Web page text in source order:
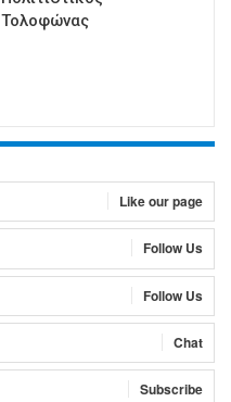
Τολοφώνας
Like our page
Follow Us
Follow Us
Chat
Subscribe